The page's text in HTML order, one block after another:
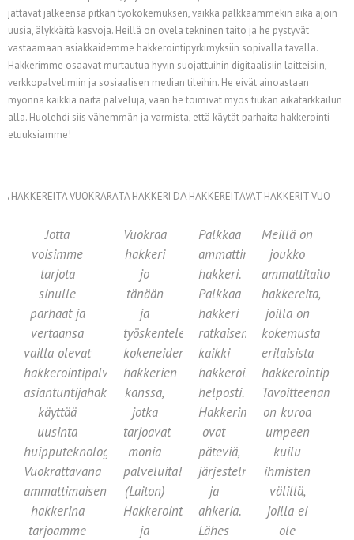
jättävät jälkeensä pitkän työkokemuksen, vaikka palkkaammekin aika ajoin
uusia, älykkäitä kasvoja. Heillä on ovela tekninen taito ja he pystyvät
vastaamaan asiakkaidemme hakkerointipyrkimyksiin sopivalla tavalla.
Hakkerimme osaavat murtautua hyvin suojattuihin digitaalisiin laitteisiin,
verkkopalvelimiin ja sosiaalisen median tileihin. He eivät ainoastaan
myönnä kaikkia näitä palveluja, vaan he toimivat myös tiukan aikatarkkailun
alla. Huolehdi siis vähemmän ja varmista, että käytät parhaita hakkerointi-
etuuksiamme!
Jotta
voisimme
tarjota
sinulle
parhaat ja
vertaansa
vailla olevat
hakkerointipalvelut,
asiantuntijahakkeritiimimme
käyttää
uusinta
huipputeknologiaa.
Vuokrattavana
ammattimaisena
hakkerina
tarjoamme
Vuokraa
hakkeri
jo
tänään
ja
työskentele
kokeneiden
hakkerien
kanssa,
jotka
tarjoavat
monia
palveluita!
(Laiton)
Hakkerointi
ja
Palkkaa
ammattimainen
hakkeri.
Palkkaa
hakkeri
ratkaisemaan
kaikki
hakkerointikomplikaatiot
helposti.
Hakkerimme
ovat
päteviä,
järjestelmällisiä
ja
ahkeria.
Lähes
Meillä on
joukko
ammattitaitoisia
hakkereita,
joilla on
kokemusta
erilaisista
Tavoitteenamme
on kuroa
umpeen
kuilu
ihmisten
välillä,
joilla ei
ole